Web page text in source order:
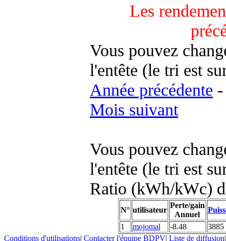
Les
Vous pouvez
l'entête (le tri est
Année précédente -
Mois suivant
Vous pouvez
l'entête (le tri est
Ratio (kWh/kWc)
N° utilisateur
Perte/gain
Annuel
1
mojomal -8.48
3885
Conditions d'utilisations| Contacter l'équipe BDPV| Liste de diffusion